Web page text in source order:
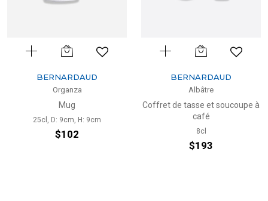
BERNARDAUD
Organza
Mug
25cl, D: 9cm, H: 9cm
$102
BERNARDAUD
Albâtre
Coffret de tasse et soucoupe à
café
8cl
$193